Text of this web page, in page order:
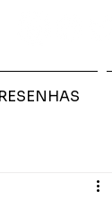
RESENHAS